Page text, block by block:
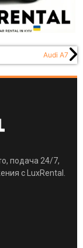
Audi A7
подача 24/7,
с LuxRental.